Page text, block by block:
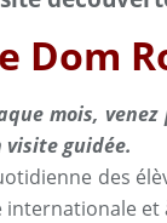
Dom
mois,
visite guidée.
des
et